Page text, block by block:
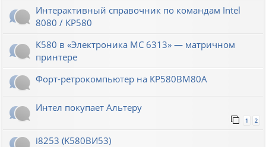
Интерактивный справочник по командам Intel
8080 / КР580
К580 в «Электроника МС 6313» — матричном
принтере
Форт-ретрокомпьютер на КР580ВМ80А
Интел покупает Альтеру
1 2
i8253 (K580ВИ53)